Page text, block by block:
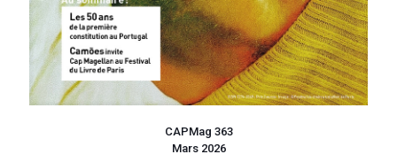
CAPMag 363
Mars 2026